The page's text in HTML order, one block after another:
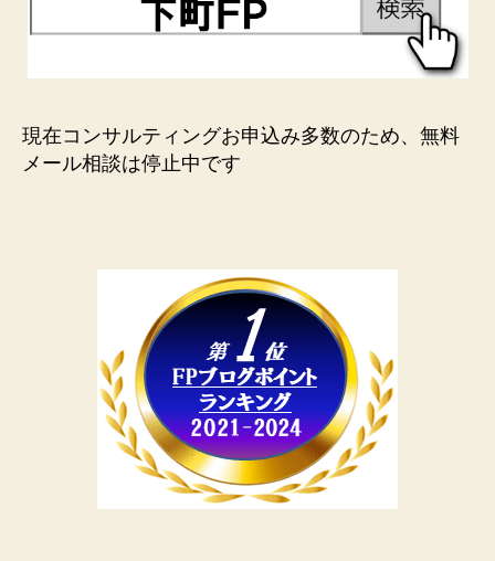
現在コンサルティングお申込み多数のため、無料
メール相談は停止中です